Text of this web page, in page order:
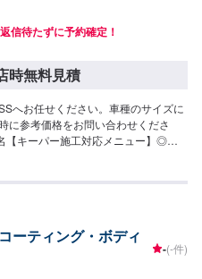
返信待たずに予約確定！
時無料見積
へお任せください。車種のサイズに
に参考価格をお問い合わせくださ
【キーパー施工対応メニュー】◎ク
フレッシュキーパー（2時間〜）ノ
（M）35,500円（L）40,300円
ーパー（3〜8時間）ノーメンテナ
装により深いツヤをだし強固に守り
ーティング・ボディ
-(-件)